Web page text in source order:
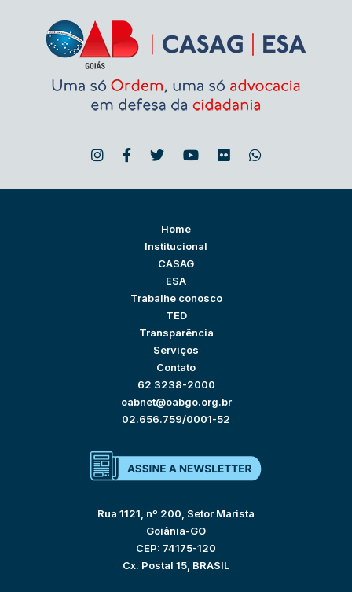
Home
Institucional
CASAG
ESA
Trabalhe conosco
TED
Transparência
Serviços
Contato
62 3238-2000
oabnet@oabgo.org.br
02.656.759/0001-52
Rua 1121, nº 200, Setor Marista
Goiânia-GO
CEP: 74175-120
Cx. Postal 15, BRASIL